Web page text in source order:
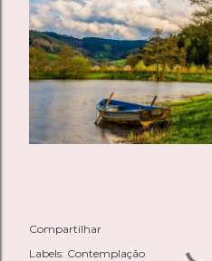
Compartilhar
Labels: Contemplação